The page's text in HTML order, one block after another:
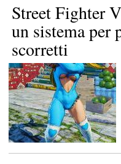
Street Fighter
un sistema per
scorretti